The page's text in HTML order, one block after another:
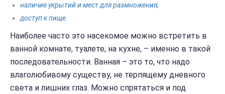
наличие укрытий и мест для размножения;
доступ к пище.
Наиболее часто это насекомое можно встретить в
ванной комнате, туалете, на кухне, – именно в такой
последовательности. Ванная – это то, что надо
влаголюбивому существу, не терпящему дневного
света и лишних глаз. Можно спрятаться и под